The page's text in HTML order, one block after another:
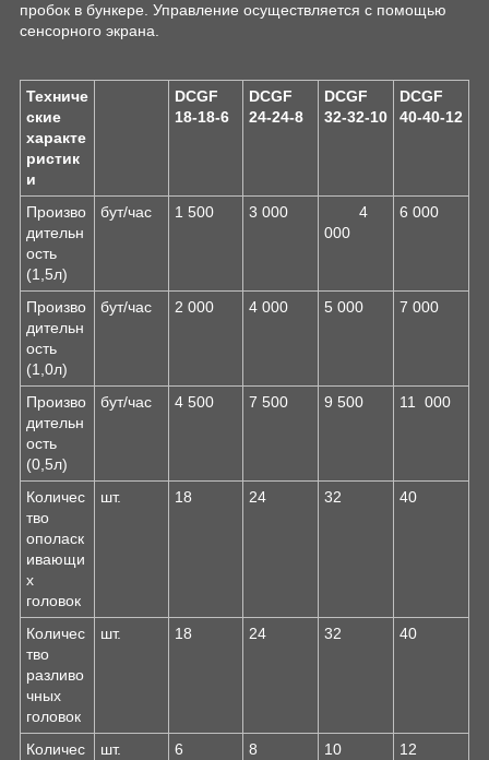
пробок в бункере. Управление осуществляется с помощью
сенсорного экрана.
Техниче
ские
характе
ристик
и
DCGF
18-18-6
DCGF
24-24-8
DСGF
32-32-10
DСGF
40-40-12
Произво
дительн
ость
(1,5л)
бут/час 1 500 3 000
4
000
6 000
Произво
дительн
ость
(1,0л)
бут/час 2 000 4 000 5 000 7 000
Произво
дительн
ость
(0,5л)
бут/час 4 500 7 500 9 500 11 000
Количес
тво
ополаск
ивающи
х
головок
шт. 18 24 32 40
Количес
тво
разливо
чных
головок
шт. 18 24 32 40
Количес
шт. 6 8 10 12